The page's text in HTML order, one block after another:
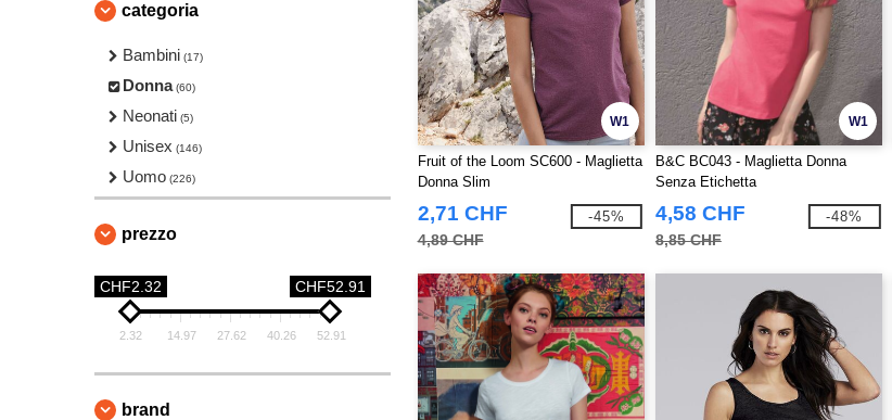
categoria
Bambini (17)
Donna (60)
Neonati (5)
Unisex (146)
Uomo (226)
prezzo
CHF2.32 CHF52.91
2.32 14.97 27.62 40.26 52.91
brand
W1
Fruit of the Loom SC600 - Maglietta
Donna Slim
2,71 CHF
4,89 CHF
-45%
W1
B&C BC043 - Maglietta Donna
Senza Etichetta
4,58 CHF
8,85 CHF
-48%